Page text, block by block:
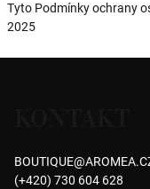
Tyto Podmínky ochrany
2025
BOUTIQUE@
(+420) 730 604 628